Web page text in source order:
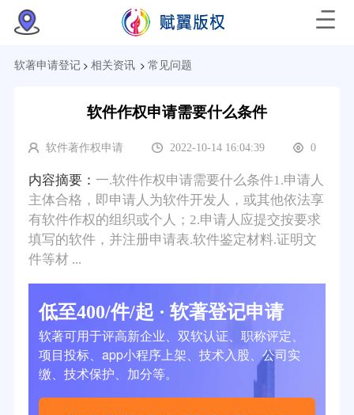
软著申请登记> 相关资讯> 常见问题
软件作权申请需要什么条件
软件著作权申请 2022-10-14 16:04:39 0
内容摘要： 一.软件作权申请需要什么条件1.申请人
主体合格，即申请人为软件开发人，或其他依法享
有软件作权的组织或个人；2.申请人应提交按要求
填写的软件，并注册申请表.软件鉴定材料.证明文
件等材 ...
低至400/件/起 · 软著登记申请
软著可用于评高新企业、双软认证、职称评定、
项目投标、app小程序上架、技术入股、公司实
缴、技术保护、加分等。